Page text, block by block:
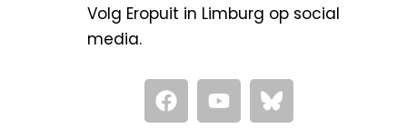
Volg Eropuit in Limburg op social
media.
F
a
c
Y
o
u